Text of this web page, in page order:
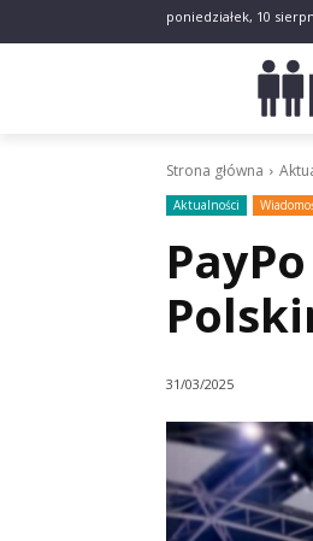
poniedziałek, 10
Strona główna
Aktualności
31/03/2025